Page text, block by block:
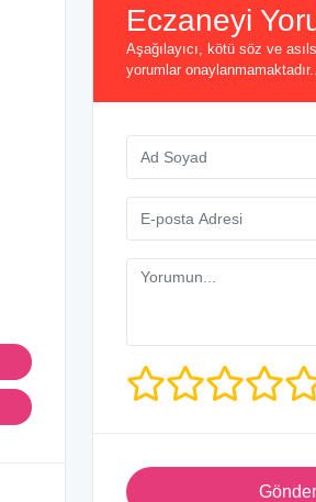
Eczaneyi
Aşağılayıcı, kötü söz ve
yorumlar
Gönder